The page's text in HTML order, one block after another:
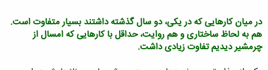
در میان کارهایی که در یکی، دو سال گذشته داشتند بسیار متفاوت است.
هم به لحاظ ساختاری و هم روایت، حداقل با کارهایی که امسال از
چرمشیر دیدیم تفاوت زیادی داشت.